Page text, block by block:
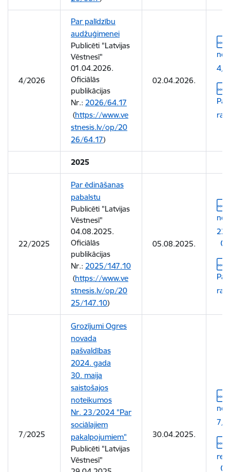
4/2026
Par palīdzību
audžuģimenei
Publicēti "Latvijas
Vēstnesī"
01.04.2026.
Oficiālās
publikācijas
Nr.: 2026/64.17
(https://www.ve
stnesis.lv/op/20
26/64.17)
02.04.2026.
4/
2025
22/2025
Par ēdināšanas
pabalstu
Publicēti "Latvijas
Vēstnesī"
04.08.2025.
Oficiālās
publikācijas
Nr.: 2025/147.10
(https://www.ve
stnesis.lv/op/20
25/147.10)
05.08.2025.
7/2025
Grozījumi Ogres
novada
pašvaldības
2024. gada
30. maija
saistošajos
noteikumos
Nr. 23/2024 "Par
sociālajiem
pakalpojumiem"
Publicēti "Latvijas
Vēstnesī"
30.04.2025.
7/